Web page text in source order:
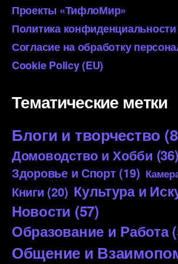
Проекты «ТифлоМир»
Политика конфиденциальности
Согласие на обработку
Cookie Policy (EU)
Тематические метки
Блоги и творчество
Домоводство и Хобби (36)
Здоровье и Спорт(19)
Книги (20) Культура и
Новости (57)
Образование и Работа
Общение и